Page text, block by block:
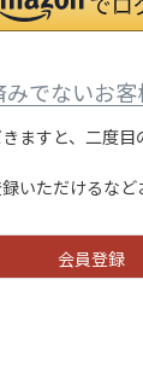
みでないお客
ますと、二度
いただけるな
会員登録